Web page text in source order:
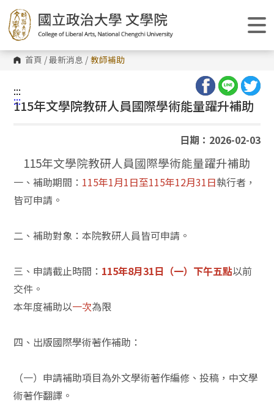
跳
到
主
要
內
容
區 首頁 /最新消息 / 教師補助
:::
:::
115年文學院教研人員國際學術能量躍升補助
日期：2026-02-03
115年文學院教研人員國際學術能量躍升補助
一、補助期間： 115年1月1日至115年12月31日執行者，
皆可申請。
二、補助對象：本院教研人員皆可申請。
三、申請截止時間： 115年8月31日（一）下午五點以前
交件。
本年度補助以一次為限
四、出版國際學術著作補助：
（一）申請補助項目為外文學術著作編修、投稿，中文學
術著作翻譯。